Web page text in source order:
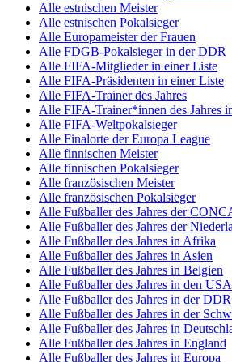
Alle estnischen Meister
Alle estnischen Pokalsieger
Alle Europameister der Frauen
Alle FDGB-Pokalsieger in der DDR
Alle FIFA-Mitglieder in einer Liste
Alle FIFA-Präsidenten in einer Liste
Alle FIFA-Trainer des Jahres
Alle FIFA-Trainer*innen des Jahres
Alle FIFA-Weltpokalsieger
Alle Finalorte der Europa League
Alle finnischen Meister
Alle finnischen Pokalsieger
Alle französischen Meister
Alle französischen Pokalsieger
Alle Fußballer des Jahres der
Alle Fußballer des Jahres der
Alle Fußballer des Jahres in Afrika
Alle Fußballer des Jahres in Asien
Alle Fußballer des Jahres in Belgien
Alle Fußballer des Jahres in den USA
Alle Fußballer des Jahres in der DDR
Alle Fußballer des Jahres in der
Alle Fußballer des Jahres in
Alle Fußballer des Jahres in England
Alle Fußballer des Jahres in Europa